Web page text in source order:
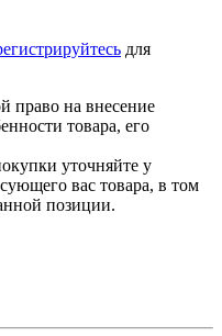
для
право на внесение
товара, его
уточняйте у
вас товара, в том
позиции.